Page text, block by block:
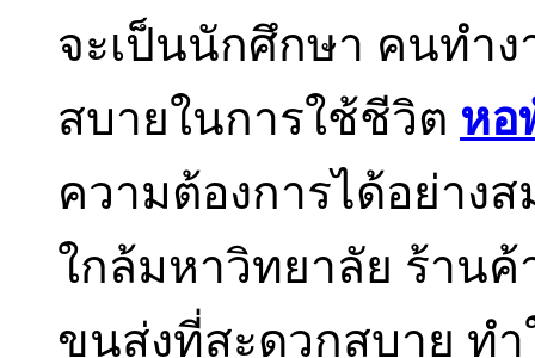
จะเป็นนักศึกษา คนทำ
สบายในการใช้ชีวิต หอ
ความต้องการได้อย่าง
ใกล้มหาวิทยาลัย ร้าน
ขนส่งที่สะดวกสบาย ท